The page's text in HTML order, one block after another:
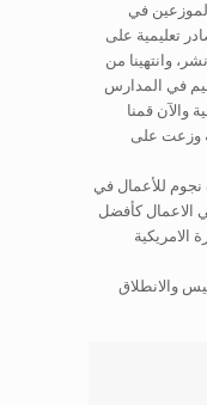
في
تعليمية على
وانتهينا من
في المدارس
والآن قمنا
ونجحت الشركة حتى الآن في بيع 150 الف نسخة من منهاج تقنية المعلومات في السلطنة و400 ألف نسخة وزعت على
وقد نشأت في عام 2009 في امارة دبي، حيث فازت بجائزة نجوم للأعمال في
دولة بجائزة التميز في الاعمال في دبي، وفي 2016 فازت بجائزة التميز في الاعمال كأفضل
في نيويورك في عام 2014 لجذب الاستثمار من القارة الامريكية
في تأسيس والانطلاق